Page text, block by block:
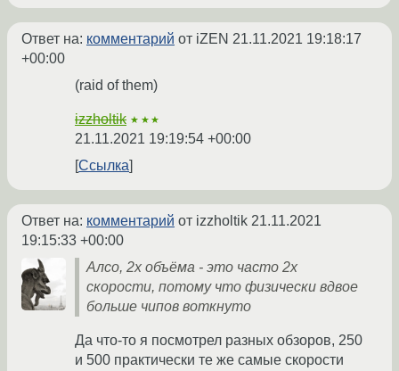
Ответ на: комментарий от iZEN 21.11.2021 19:18:17
+00:00
(raid of them)
izzholtik ★★★
21.11.2021 19:19:54 +00:00
Ссылка
Ответ на: комментарий от izzholtik 21.11.2021
19:15:33 +00:00
Алсо, 2х объёма - это часто 2х
скорости, потому что физически вдвое
больше чипов воткнуто
Да что-то я посмотрел разных обзоров, 250
и 500 практически те же самые скорости